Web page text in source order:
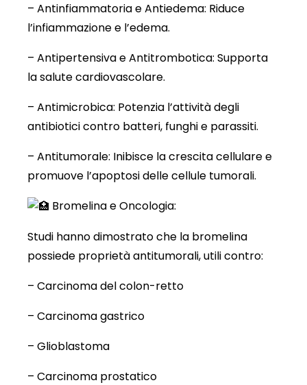
– Antinfiammatoria e Antiedema: Riduce
l’infiammazione e l’edema.
– Antipertensiva e Antitrombotica: Supporta
la salute cardiovascolare.
– Antimicrobica: Potenzia l’attività degli
antibiotici contro batteri, funghi e parassiti.
– Antitumorale: Inibisce la crescita cellulare e
promuove l’apoptosi delle cellule tumorali.
Bromelina e Oncologia:
Studi hanno dimostrato che la bromelina
possiede proprietà antitumorali, utili contro:
– Carcinoma del colon-retto
– Carcinoma gastrico
– Glioblastoma
– Carcinoma prostatico